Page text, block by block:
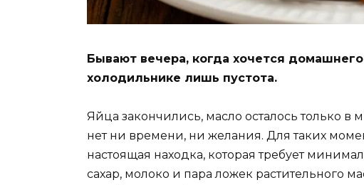
Бывают вечера, когда хочется
холодильнике лишь пустота.
Яйца закончились, масло осталось только в
нет ни времени, ни желания. Для таких
настоящая находка, которая требует
сахар, молоко и пара ложек растительного